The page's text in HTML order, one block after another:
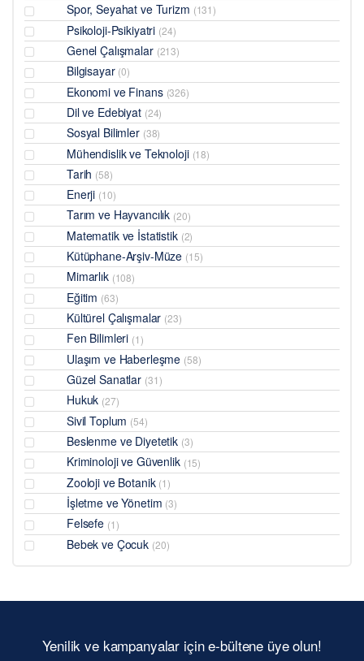
Spor, Seyahat ve Turizm (131)
Psikoloji-Psikiyatri (24)
Genel Çalışmalar (213)
Bilgisayar (0)
Ekonomi ve Finans (326)
Dil ve Edebiyat (24)
Sosyal Bilimler (38)
Mühendislik ve Teknoloji (18)
Tarih (58)
Enerji (10)
Tarım ve Hayvancılık (20)
Matematik ve İstatistik (2)
Kütüphane-Arşiv-Müze (15)
Mimarlık (108)
Eğitim (63)
Kültürel Çalışmalar (23)
Fen Bilimleri (1)
Ulaşım ve Haberleşme (58)
Güzel Sanatlar (31)
Hukuk (27)
Sivil Toplum (54)
Beslenme ve Diyetetik (3)
Kriminoloji ve Güvenlik (15)
Zooloji ve Botanik (1)
İşletme ve Yönetim (3)
Felsefe (1)
Bebek ve Çocuk (20)
Yenilik ve kampanyalar için e-bültene üye olun!